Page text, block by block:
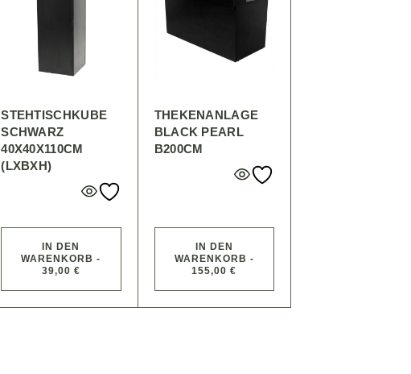
STEHTISCHKUBE
SCHWARZ
40X40X110CM
(LXBXH)
IN DEN
WARENKORB -
39,00 €
THEKENANLAGE
BLACK PEARL
B200CM
IN DEN
WARENKORB -
155,00 €